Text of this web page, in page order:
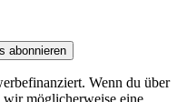
abonnieren
Wenn du über
wir möglicherweise eine